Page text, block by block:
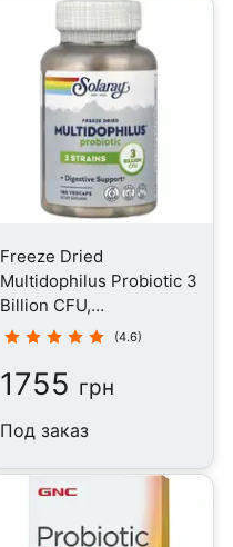
Freeze Dried
Multidophilus Probiotic 3
Billion CFU,
Пробиотики, 180 капсул
(4.6)
1755 грн
Под заказ